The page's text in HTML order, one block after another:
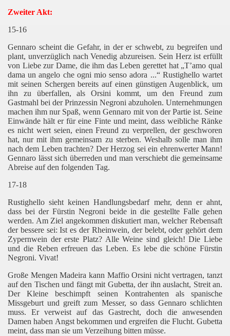
Zweiter Akt:
15-16
Gennaro scheint die Gefahr, in der er schwebt, zu begreifen und
plant, unverzüglich nach Venedig abzureisen. Sein Herz ist erfüllt
von Liebe zur Dame, die ihm das Leben gerettet hat „T’amo qual
dama un angelo che ogni mio senso adora ...“ Rustighello wartet
mit seinen Schergen bereits auf einen günstigen Augenblick, um
ihn zu überfallen, als Orsini kommt, um den Freund zum
Gastmahl bei der Prinzessin Negroni abzuholen. Unternehmungen
machen ihm nur Spaß, wenn Gennaro mit von der Partie ist. Seine
Einwände hält er für eine Finte und meint, dass weibliche Ränke
es nicht wert seien, einen Freund zu verprellen, der geschworen
hat, nur mit ihm gemeinsam zu sterben. Weshalb solle man ihm
nach dem Leben trachten? Der Herzog sei ein ehrenwerter Mann!
Gennaro lässt sich überreden und man verschiebt die gemeinsame
Abreise auf den folgenden Tag.
17-18
Rustighello sieht keinen Handlungsbedarf mehr, denn er ahnt,
dass bei der Fürstin Negroni beide in die gestellte Falle gehen
werden. Am Ziel angekommen diskutiert man, welcher Rebensaft
der bessere sei: Ist es der Rheinwein, der belebt, oder gehört dem
Zypernwein der erste Platz? Alle Weine sind gleich! Die Liebe
und die Reben erfreuen das Leben. Es lebe die schöne Fürstin
Negroni. Vivat!
Große Mengen Madeira kann Maffio Orsini nicht vertragen, tanzt
auf den Tischen und fängt mit Gubetta, der ihn auslacht, Streit an.
Der Kleine beschimpft seinen Kontrahenten als spanische
Missgeburt und greift zum Messer, so dass Gennaro schlichten
muss. Er verweist auf das Gastrecht, doch die anwesenden
Damen haben Angst bekommen und ergreifen die Flucht. Gubetta
meint, dass man sie um Verzeihung bitten müsse.